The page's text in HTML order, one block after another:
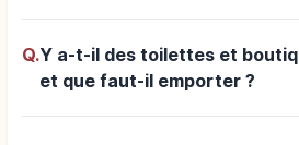
Q.Y a-t-il des toilettes et
et que faut-il emporter ?